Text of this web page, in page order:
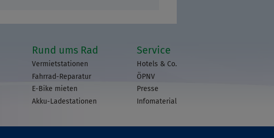
Rund ums Rad
Vermietstationen
Fahrrad-Reparatur
E-Bike mieten
Akku-Ladestationen
Service
Hotels & Co.
ÖPNV
Presse
Infomaterial